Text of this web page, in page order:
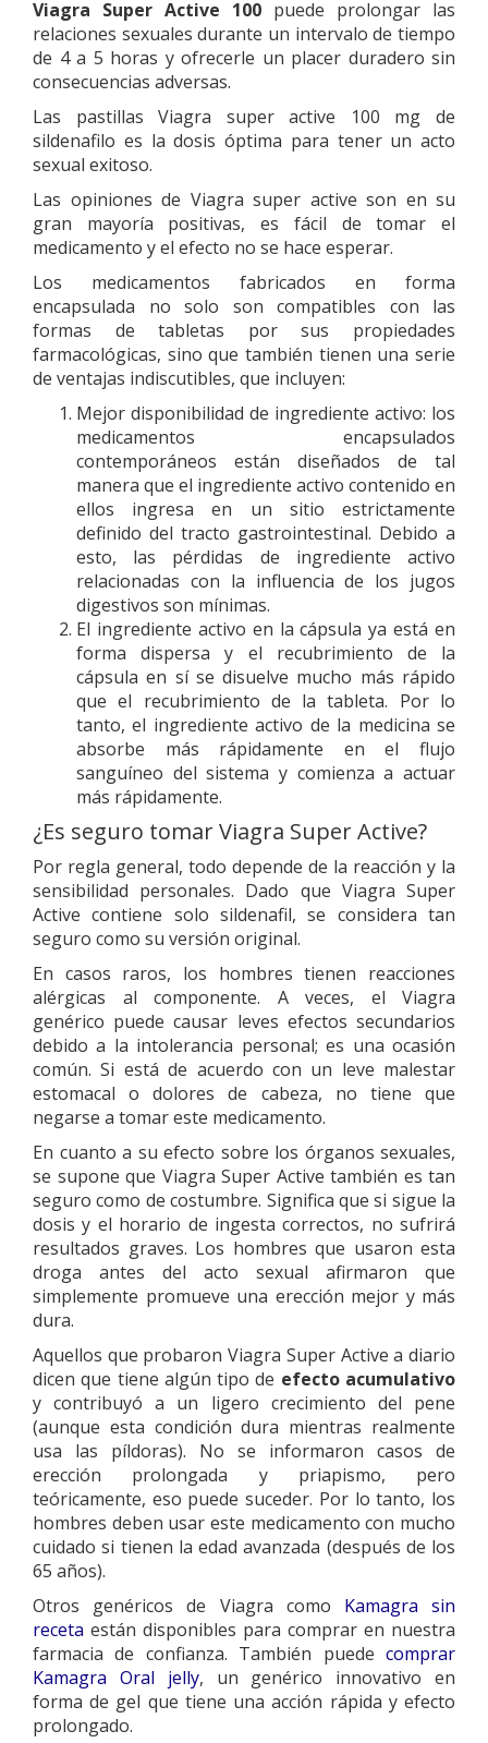
Viagra Super Active 100 puede prolongar las
relaciones sexuales durante un intervalo de tiempo
de 4 a 5 horas y ofrecerle un placer duradero sin
consecuencias adversas.
Las pastillas Viagra super active 100 mg de
sildenafilo es la dosis óptima para tener un acto
sexual exitoso.
Las opiniones de Viagra super active son en su
gran mayoría positivas, es fácil de tomar el
medicamento y el efecto no se hace esperar.
Los medicamentos fabricados en forma
encapsulada no solo son compatibles con las
formas de tabletas por sus propiedades
farmacológicas, sino que también tienen una serie
de ventajas indiscutibles, que incluyen:
Mejor disponibilidad de ingrediente activo: los
medicamentos encapsulados
contemporáneos están diseñados de tal
manera que el ingrediente activo contenido en
ellos ingresa en un sitio estrictamente
definido del tracto gastrointestinal. Debido a
esto, las pérdidas de ingrediente activo
relacionadas con la influencia de los jugos
digestivos son mínimas.
El ingrediente activo en la cápsula ya está en
forma dispersa y el recubrimiento de la
cápsula en sí se disuelve mucho más rápido
que el recubrimiento de la tableta. Por lo
tanto, el ingrediente activo de la medicina se
absorbe más rápidamente en el flujo
sanguíneo del sistema y comienza a actuar
más rápidamente.
¿Es seguro tomar Viagra Super Active?
Por regla general, todo depende de la reacción y la
sensibilidad personales. Dado que Viagra Super
Active contiene solo sildenafil, se considera tan
seguro como su versión original.
En casos raros, los hombres tienen reacciones
alérgicas al componente. A veces, el Viagra
genérico puede causar leves efectos secundarios
debido a la intolerancia personal; es una ocasión
común. Si está de acuerdo con un leve malestar
estomacal o dolores de cabeza, no tiene que
negarse a tomar este medicamento.
En cuanto a su efecto sobre los órganos sexuales,
se supone que Viagra Super Active también es tan
seguro como de costumbre. Significa que si sigue la
dosis y el horario de ingesta correctos, no sufrirá
resultados graves. Los hombres que usaron esta
droga antes del acto sexual afirmaron que
simplemente promueve una erección mejor y más
dura.
Aquellos que probaron Viagra Super Active a diario
dicen que tiene algún tipo de efecto acumulativo
y contribuyó a un ligero crecimiento del pene
(aunque esta condición dura mientras realmente
usa las píldoras). No se informaron casos de
erección prolongada y priapismo, pero
teóricamente, eso puede suceder. Por lo tanto, los
hombres deben usar este medicamento con mucho
cuidado si tienen la edad avanzada (después de los
65 años).
Otros genéricos de Viagra como Kamagra sin
receta están disponibles para comprar en nuestra
farmacia de confianza. También puede comprar
Kamagra Oral jelly, un genérico innovativo en
forma de gel que tiene una acción rápida y efecto
prolongado.